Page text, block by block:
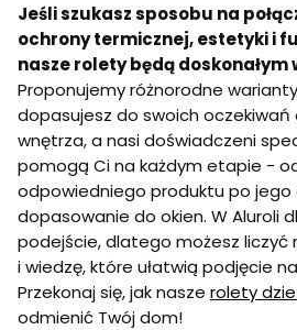
Jeśli szukasz sposobu na
ochrony termicznej, estetyki i
nasze roletybędą doskonałym
Proponujemy różnorodne
dopasujesz do swoich oczekiwań
wnętrza, a nasi doświadczeni
pomogą Ci na każdym etapie -
odpowiedniego produktu po jego
dopasowanie do okien. W Aluroli
podejście, dlatego możesz liczyć
i wiedzę, które ułatwią podjęcie
Przekonaj się, jak nasze rolety
odmienić Twój dom!